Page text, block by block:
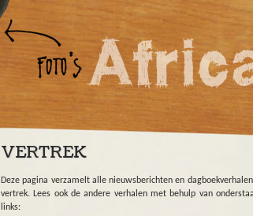
VERTREK
Deze pagina verzamelt alle nieuwsberichten en
vertrek. Lees ook de andere verhalen met behulp van
links: